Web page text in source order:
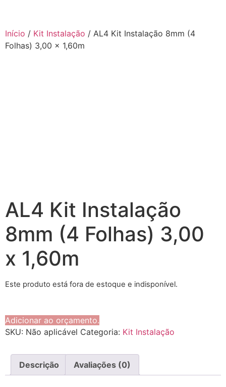
Início / Kit Instalação / AL4 Kit Instalação 8mm (4
Folhas) 3,00 x 1,60m
AL4 Kit Instalação
8mm (4 Folhas) 3,00
x 1,60m
Este produto está fora de estoque e indisponível.
Adicionar ao orçamento.
SKU: Não aplicável Categoria: Kit Instalação
Descrição Avaliações (0)